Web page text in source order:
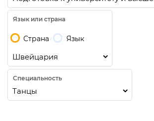
Язык или страна
Страна Язык
Специальность